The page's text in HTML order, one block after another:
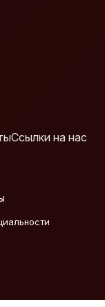
Ссылки на нас